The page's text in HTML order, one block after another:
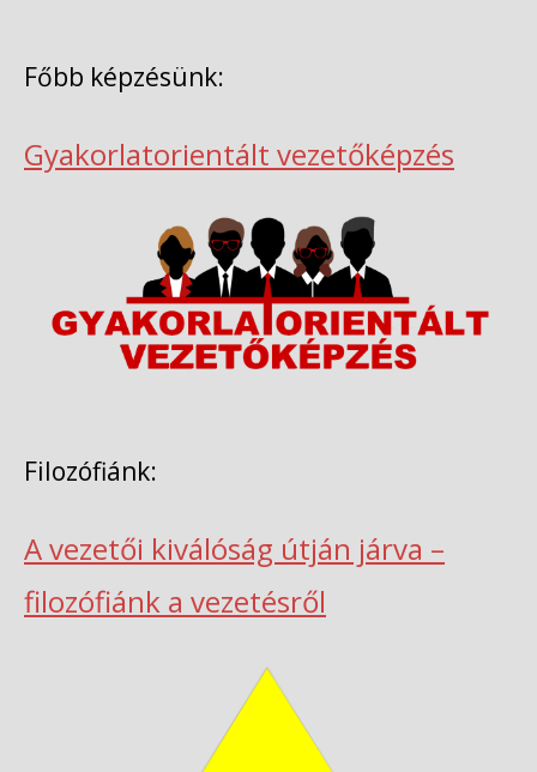
Főbb képzésünk:
Gyakorlatorientált vezetőképzés
Filozófiánk:
A vezetői kiválóság útján járva –
filozófiánk a vezetésről